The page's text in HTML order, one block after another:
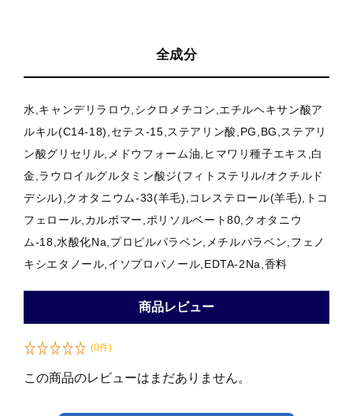
全成分
水,キャンデリラロウ,シクロメチコン,エチルヘキサン酸ア
ルキル(C14-18),セテス-15,ステアリン酸,PG,BG,ステアリ
ン酸グリセリル,メドウフォーム油,ヒマワリ種子エキス,白
金,ラウロイルグルタミン酸ジ(フィトステリル/オクチルド
デシル),クオタニウム-33(羊毛),コレステロール(羊毛),トコ
フェロール,カルボマー,ポリソルベート80,クオタニウ
ム-18,水酸化Na,プロピルパラベン,メチルパラベン,フェノ
キシエタノール,イソプロパノール,EDTA-2Na,香料
商品レビュー
(0件)
この商品のレビューはまだありません。